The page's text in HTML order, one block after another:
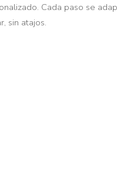
Cada paso se
sin atajos.